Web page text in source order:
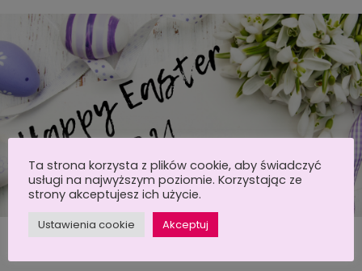
Ta strona korzysta z plików cookie, aby świadczyć
usługi na najwyższym poziomie. Korzystając ze
strony akceptujesz ich użycie.
Ustawienia cookie Akceptuj